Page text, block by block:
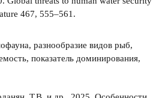
467, 555–561.
разнообразие видов рыб,
показатель доминирования,